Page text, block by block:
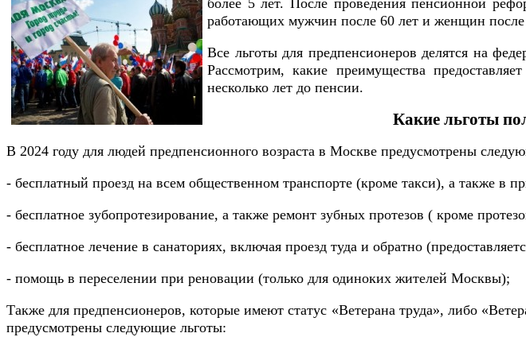
более 5 лет. После проведения пенсионной
работающих мужчин после 60 лет и женщин после
Все льготы для предпенсионеров делятся на
Рассмотрим, какие преимущества
несколько лет до пенсии.
Какие льготы
В 2024 году для людей предпенсионного возраста в Москве предусмотрены
- бесплатный проезд на всем общественном транспорте (кроме такси), а также в
- бесплатное зубопротезирование, а также ремонт зубных протезов ( кроме
- бесплатное лечение в санаториях, включая проезд туда и обратно
- помощь в переселении при реновации (только для одиноких жителей Москвы);
Также для предпенсионеров, которые имеют статус «Ветерана труда», либо
предусмотрены следующие льготы: